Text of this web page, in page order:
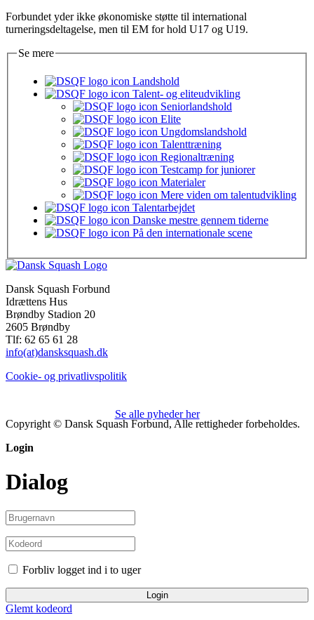
Forbundet yder ikke økonomiske støtte til international
turneringsdeltagelse, men til EM for hold U17 og U19.
Se mere
Landshold
Talent- og eliteudvikling
Seniorlandshold
Elite
Ungdomslandshold
Talenttræning
Regionaltræning
Testcamp for juniorer
Materialer
Mere viden om talentudvikling
Talentarbejdet
Danske mestre gennem tiderne
På den internationale scene
Dansk Squash Forbund
Idrættens Hus
Brøndby Stadion 20
2605 Brøndby
Tlf: 62 65 61 28
info(at)dansksquash.dk
Cookie- og privatlivspolitik
Se alle nyheder her
Copyright © Dansk Squash Forbund, Alle rettigheder forbeholdes.
Login
Dialog
Forbliv logget ind i to uger
Login
Glemt kodeord